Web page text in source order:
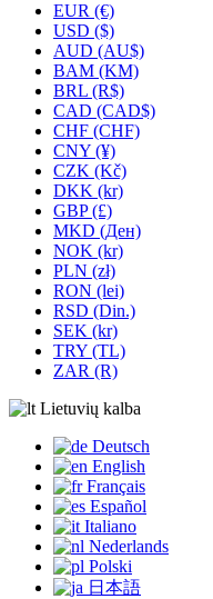
EUR (€)
USD ($)
AUD (AU$)
BAM (KM)
BRL (R$)
CAD (CAD$)
CHF (CHF)
CNY (¥)
CZK (Kč)
DKK (kr)
GBP (£)
MKD (Ден)
NOK (kr)
PLN (zł)
RON (lei)
RSD (Din.)
SEK (kr)
TRY (TL)
ZAR (R)
Lietuvių kalba
Deutsch
English
Français
Español
Italiano
Nederlands
Polski
日本語